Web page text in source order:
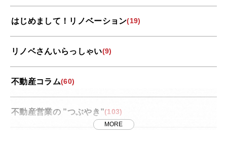
はじめまして！リノベーション(19)
リノベさんいらっしゃい(9)
不動産コラム(60)
不動産営業の ”つぶやき”(103)
MORE